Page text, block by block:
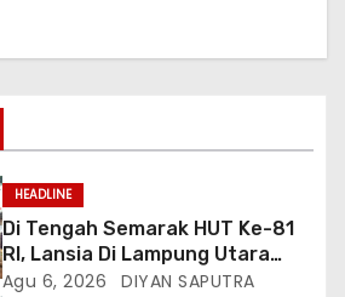
HEADLINE
Di Tengah Semarak HUT Ke-81
RI, Lansia Di Lampung Utara
Hidup Memprihatinkan
Agu 6, 2026 DIYAN SAPUTRA